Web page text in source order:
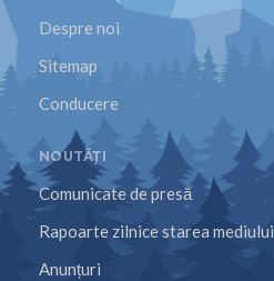
Despre noi
Sitemap
Conducere
NOUTĂȚI
Comunicate de presă
Rapoarte zilnice starea mediului
Anunțuri